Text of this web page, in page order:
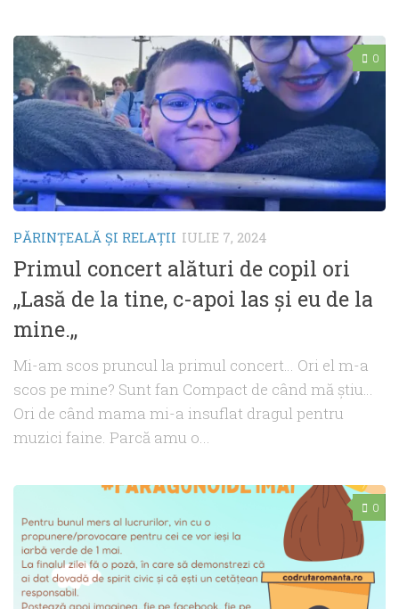
0
PĂRINŢEALĂ ŞI RELAŢII IULIE 7, 2024
Primul concert alături de copil ori
,,Lasă de la tine, c-apoi las și eu de la
mine.,,
Mi-am scos pruncul la primul concert… Ori el m-a
scos pe mine? Sunt fan Compact de când mă știu…
Ori de când mama mi-a insuflat dragul pentru
muzici faine. Parcă amu o...
0